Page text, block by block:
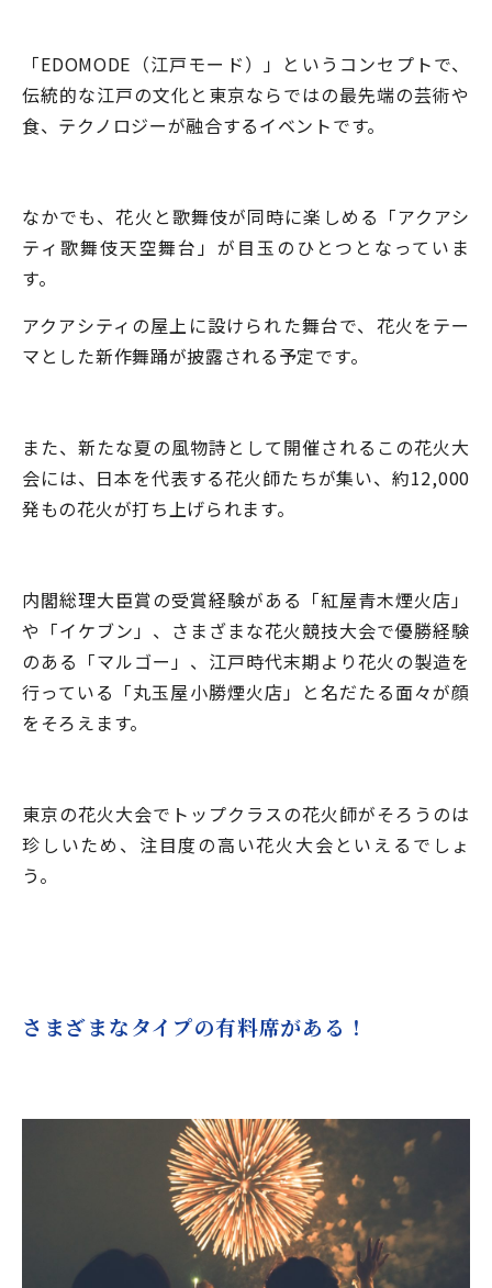
「EDOMODE（江戸モード）」というコンセプトで、
伝統的な江戸の文化と東京ならではの最先端の芸術や
食、テクノロジーが融合するイベントです。
なかでも、花火と歌舞伎が同時に楽しめる「アクアシ
ティ歌舞伎天空舞台」が目玉のひとつとなっていま
す。
アクアシティの屋上に設けられた舞台で、花火をテー
マとした新作舞踊が披露される予定です。
また、新たな夏の風物詩として開催されるこの花火大
会には、日本を代表する花火師たちが集い、約12,000
発もの花火が打ち上げられます。
内閣総理大臣賞の受賞経験がある「紅屋青木煙火店」
や「イケブン」、さまざまな花火競技大会で優勝経験
のある「マルゴー」、江戸時代末期より花火の製造を
行っている「丸玉屋小勝煙火店」と名だたる面々が顔
をそろえます。
東京の花火大会でトップクラスの花火師がそろうのは
珍しいため、注目度の高い花火大会といえるでしょ
う。
さまざまなタイプの有料席がある！